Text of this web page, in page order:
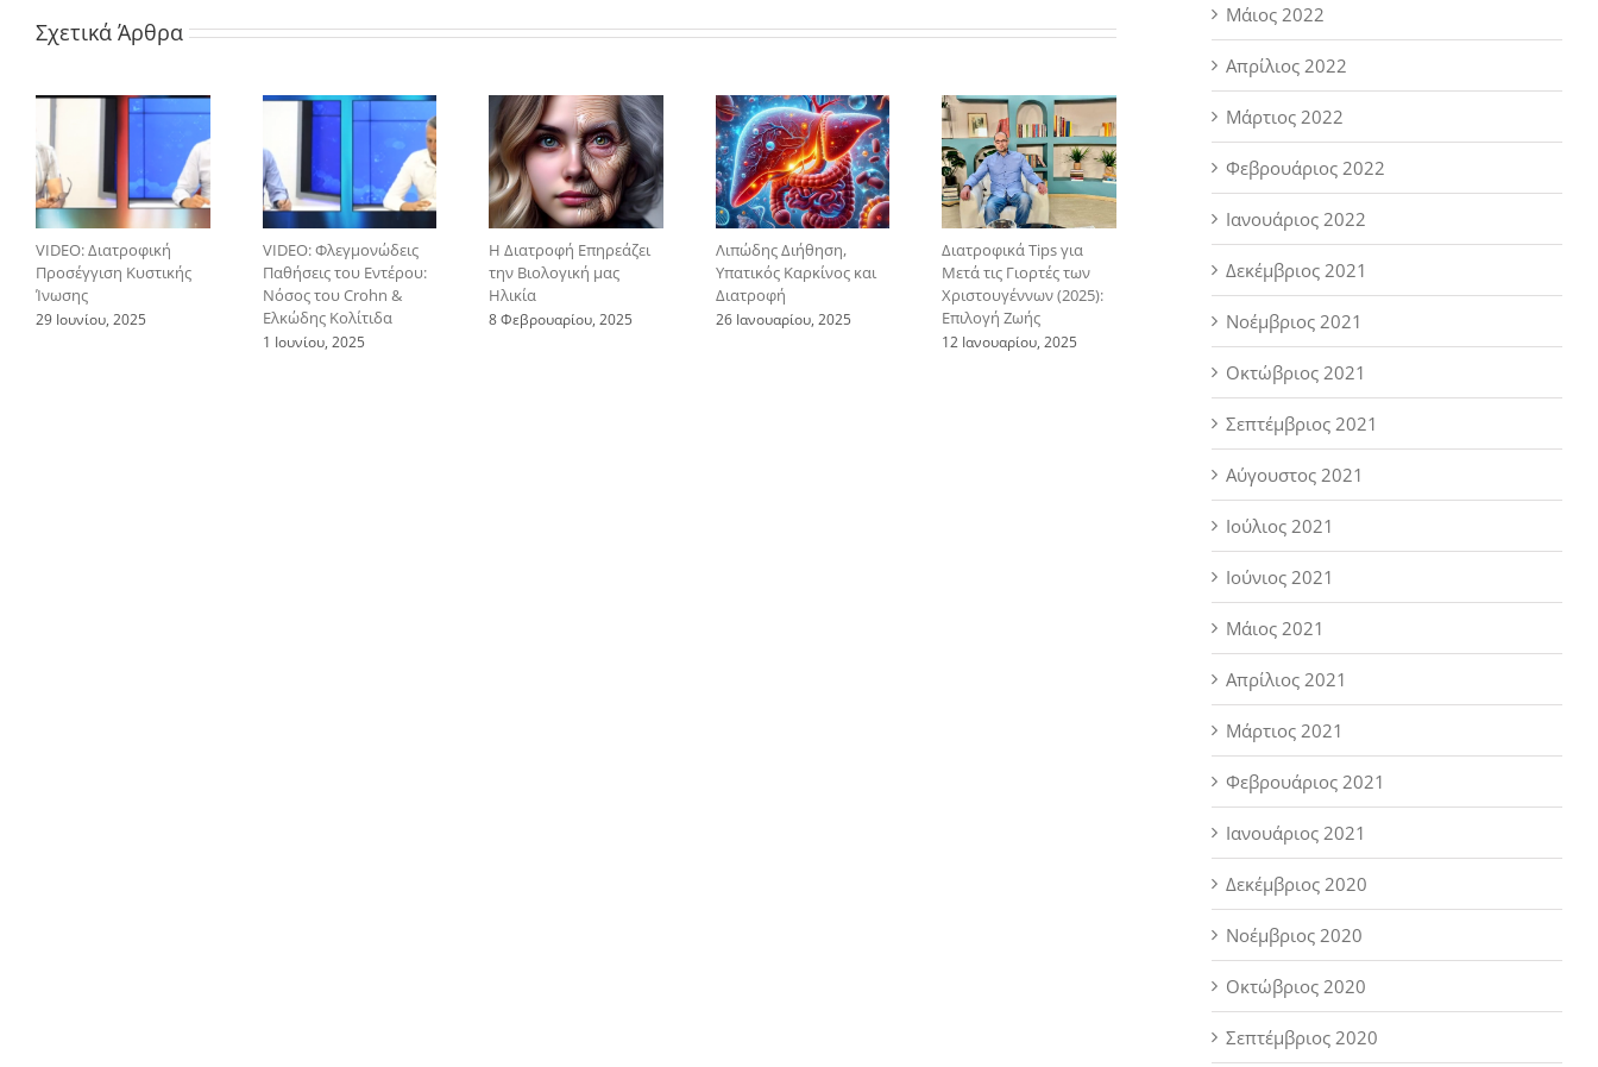
Σχετικά Άρθρα
VIDEO: Διατροφική
Προσέγγιση Κυστικής
Ίνωσης
29 Ιουνίου, 2025
VIDEO: Φλεγμονώδεις
Παθήσεις του Εντέρου:
Νόσος του Crohn &
Ελκώδης Κολίτιδα
1 Ιουνίου, 2025
Η Διατροφή Επηρεάζει
την Βιολογική μας
Ηλικία
8 Φεβρουαρίου, 2025
Λιπώδης Διήθηση,
Υπατικός Καρκίνος και
Διατροφή
26 Ιανουαρίου, 2025
Διατροφικά Tips για
Μετά τις Γιορτές των
Χριστουγέννων (2025):
Επιλογή Ζωής
12 Ιανουαρίου, 2025
Μάιος 2022
Απρίλιος 2022
Μάρτιος 2022
Φεβρουάριος 2022
Ιανουάριος 2022
Δεκέμβριος 2021
Νοέμβριος 2021
Οκτώβριος 2021
Σεπτέμβριος 2021
Αύγουστος 2021
Ιούλιος 2021
Ιούνιος 2021
Μάιος 2021
Απρίλιος 2021
Μάρτιος 2021
Φεβρουάριος 2021
Ιανουάριος 2021
Δεκέμβριος 2020
Νοέμβριος 2020
Οκτώβριος 2020
Σεπτέμβριος 2020